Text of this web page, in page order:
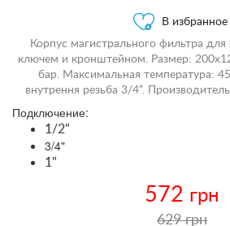
В избранное
Корпус магистрального фильтра
ключем и кронштейном. Размер:
бар. Максимальная температура:
внутрення резьба 3/4”.
Подключение:
1/2"
3/4"
1"
572 грн
629 грн